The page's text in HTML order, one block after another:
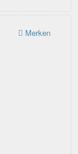
Merken